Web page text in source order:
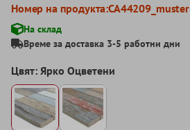
Номер на продукта:CA44209_muster
На склад
Време за доставка 3-5 работни дни
Цвят: Ярко Оцветени